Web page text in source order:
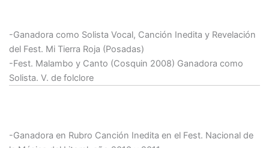
-Ganadora como Solista Vocal, Canción Inedita y Revelación
del Fest. Mi Tierra Roja (Posadas)
-Fest. Malambo y Canto (Cosquin 2008) Ganadora como
Solista. V. de folclore
-Ganadora en Rubro Canción Inedita en el Fest. Nacional de